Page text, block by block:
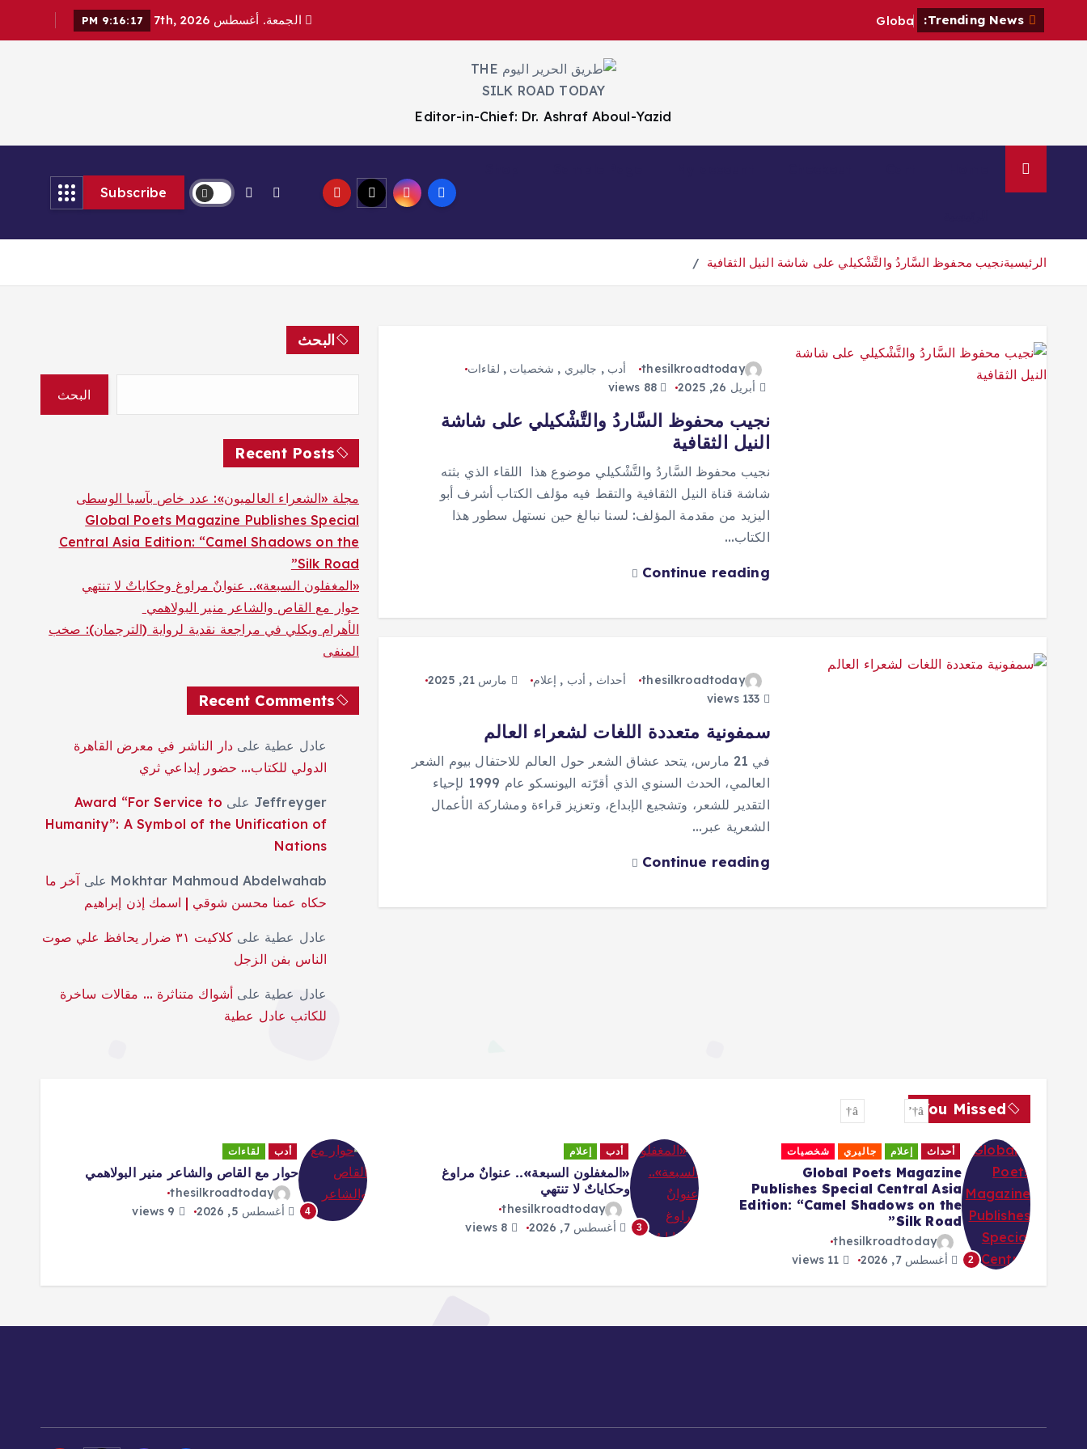
obal P الجمعة. أغسطس 7th, 2026 9:16:18 PM
Editor-in-Chief: Dr. Ashraf Aboul-Yazid
Subscribe
الرئيسيةنجيب محفوظ ‎السَّاردُ والتَّشْكيلي على شاشة النيل الثقافية
thesilkroadtoday أدب , جاليري , شخصيات , لقاءات
أبريل 26, 2025
نجيب محفوظ ‎السَّاردُ والتَّشْكيلي على شاشة
النيل الثقافية
نجيب محفوظ ‎السَّاردُ والتَّشْكيلي موضوع هذا اللقاء الذي بثته
شاشة قناة النيل الثقافية والتقط فيه مؤلف الكتاب أشرف أبو
اليزيد ‎من مقدمة المؤلف: لسنا نبالغ حين نستهل سطور هذا
الكتاب…
Continue reading
thesilkroadtoday أحداث , أدب , إعلام
مارس 21, 2025
سمفونية متعددة اللغات لشعراء العالم
في 21 مارس، يتحد عشاق الشعر حول العالم للاحتفال بيوم الشعر
العالمي، الحدث السنوي الذي أقرّته اليونسكو عام 1999 لإحياء
التقدير للشعر، وتشجيع الإبداع، وتعزيز قراءة ومشاركة الأعمال
الشعرية عبر…
Continue reading
البحث
البحث
Recent Posts
مجلة «الشعراء العالميون»: عدد خاص بآسيا الوسطى
Global Poets Magazine Publishes Special
Central Asia Edition: “Camel Shadows on the
Silk Road”
«المغفلون السبعة».. عنوانٌ مراوغ وحكاياتٌ لا تنتهي
حوار مع القاص والشاعر منير البولاهمي
الأهرام ويكلي في مراجعة نقدية لرواية (الترجمان): صخب
المنفى
Recent Comments
عادل عطية على دار الناشر في معرض القاهرة
الدولي للكتاب… حضور إبداعي ثري
Jeffreyger على Award “For Service to
Humanity”: A Symbol of the Unification of
Nations
Mokhtar Mahmoud Abdelwahab على آخر ما
حكاه عمنا محسن شوقي | اسمك إذن إبراهيم
عادل عطية على
كلاكيت ٣١ ضرار يحافظ علي صوت
الناس بفن الزجل
عادل عطية على أشواك متناثرة … مقالات ساخرة
للكاتب عادل عطية
You Missed
2
أحداث إعلام جاليري شخصيات
Global Poets Magazine
Publishes Special Central Asia
Edition: “Camel Shadows on the
Silk Road”
thesilkroadtoday
أغسطس 7, 2026
3
أدب إعلام
«المغفلون السبعة».. عنوانٌ مراوغ
وحكاياتٌ لا تنتهي
thesilkroadtoday
أغسطس 7, 2026
4
أدب لقاءات
حوار مع القاص والشاعر منير البولاهمي
thesilkroadtoday
أغسطس 5, 2026